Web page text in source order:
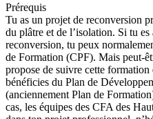
Prérequis
Tu as un projet de reconversion
du plâtre et de l’isolation. Si tu
reconversion, tu peux
de Formation (CPF). Mais peut-
propose de suivre cette
bénéficies du Plan de
(anciennement Plan de
cas, les équipes des CFA des